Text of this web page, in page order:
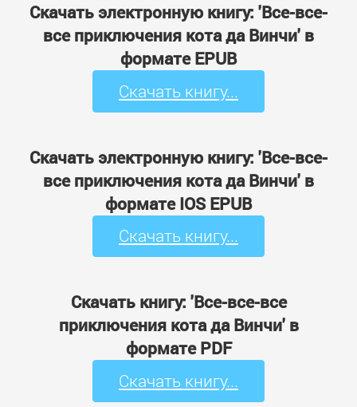
Скачать электронную книгу: 'Все-все-
все приключения кота да Винчи' в
формате EPUB
Скачать книгу...
Скачать электронную книгу: 'Все-все-
все приключения кота да Винчи' в
формате IOS EPUB
Скачать книгу...
Скачать книгу: 'Все-все-все
приключения кота да Винчи' в
формате PDF
Скачать книгу...